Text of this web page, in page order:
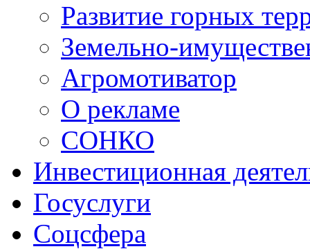
Развитие горных
Земельно-
Агромотиватор
О рекламе
СОНКО
Инвестиционная
Госуслуги
Соцсфера